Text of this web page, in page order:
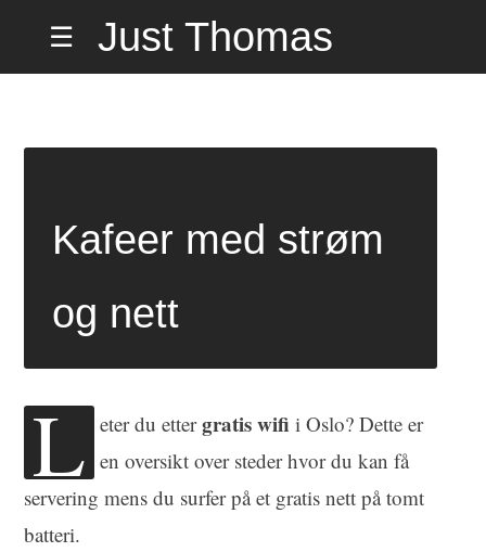
☰
Just Thomas
Adresse
Kafeer med strøm
og nett
L eter du ettergratis wifi i Oslo? Dette er
en oversikt over steder hvor du kan få
servering mens du surfer på et gratis nett på tomt
batteri.